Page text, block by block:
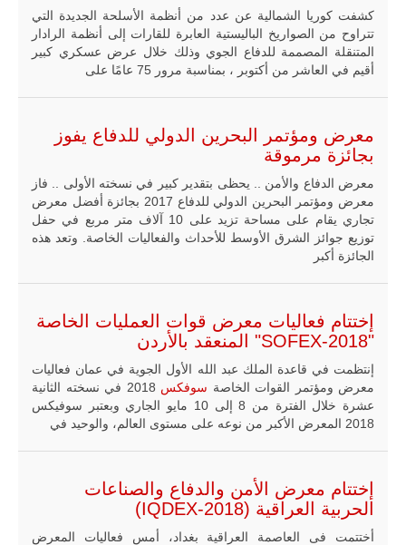
المؤسستين
العسكريتين في
شرق البلاد
وغربها، وسط
حضور دولي
المتحدة وشراكة
أطراف ليبية
منقسمة منذ…
كشفت كوريا الشمالية عن عدد من أنظمة الأسلحة الجديدة التي
تتراوح من الصواريخ الباليستية العابرة للقارات إلى أنظمة الرادار
المتنقلة المصممة للدفاع الجوي وذلك خلال عرض عسكري كبير
أقيم في العاشر من أكتوبر ، بمناسبة مرور 75 عامًا على
معرض ومؤتمر البحرين الدولي للدفاع يفوز
بجائزة مرموقة
معرض الدفاع والأمن .. يحظى بتقدير كبير في نسخته الأولى .. فاز
معرض ومؤتمر البحرين الدولي للدفاع 2017 بجائزة أفضل معرض
تجاري يقام على مساحة تزيد على 10 آلاف متر مربع في حفل
توزيع جوائز الشرق الأوسط للأحداث والفعاليات الخاصة. وتعد هذه
الجائزة أكبر
إختتام فعاليات معرض قوات العمليات الخاصة
"SOFEX-2018" المنعقد بالأردن
إنتظمت في قاعدة الملك عبد الله الأول الجوية في عمان فعاليات
معرض ومؤتمر القوات الخاصة سوفكس
2018 في نسخته الثانية
عشرة خلال الفترة من 8 إلى 10 مايو الجاري وبعتبر سوفيكس
2018 المعرض الأكبر من نوعه على مستوى العالم، والوحيد في
إختتام معرض الأمن والدفاع والصناعات
الحربية العراقية (IQDEX-2018)
أختتمت فى العاصمة العراقية بغداد، أمس فعاليات المعرض